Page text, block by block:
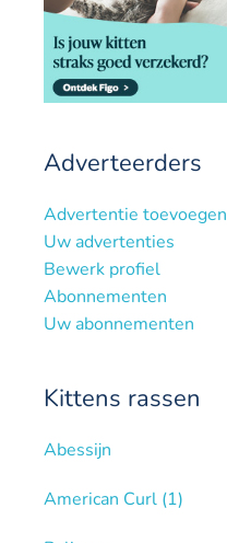
Adverteerders
Advertentie toevoegen
Uw advertenties
Bewerk profiel
Abonnementen
Uw abonnementen
Kittens rassen
Abessijn
American Curl (1)